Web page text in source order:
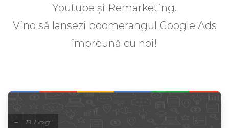
Youtube și Remarketing.
Vino să lansezi boomerangul Google Ads
împreună cu noi!